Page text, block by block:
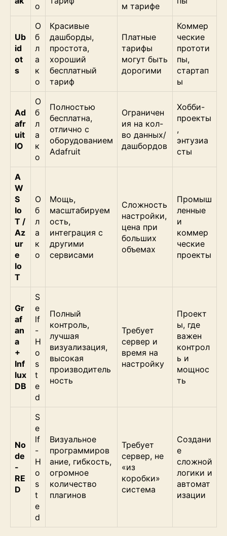
о м тарифе
Ub
id
ot
s
О
б
л
а
к
о
Красивые
дашборды,
простота,
хороший
бесплатный
тариф
Платные
тарифы
могут быть
дорогими
Коммер
ческие
прототи
пы,
стартап
ы
Ad
afr
uit
IO
О
б
л
а
к
о
Полностью
бесплатна,
отлично с
оборудованием
Adafruit
Ограничен
ия на кол-
во данных/
дашбордов
Хобби-
проекты
,
энтузиа
сты
A
W
S
Io
T /
Az
ur
e
Io
T
О
б
л
а
к
о
Мощь,
масштабируем
ость,
интеграция с
другими
сервисами
Сложность
настройки,
цена при
больших
объемах
Промыш
ленные
и
коммер
ческие
проекты
Gr
af
an
a
+
Inf
lux
DB
S
e
lf
-
H
o
s
t
e
d
Полный
контроль,
лучшая
визуализация,
высокая
производитель
ность
Требует
сервер и
время на
настройку
Проект
ы, где
важен
контрол
ь и
мощнос
ть
No
de
-
RE
D
S
e
lf
-
H
o
s
t
e
d
Визуальное
программиров
ание, гибкость,
огромное
количество
плагинов
Требует
сервер, не
«из
коробки»
система
Создани
е
сложной
логики и
автомат
изации